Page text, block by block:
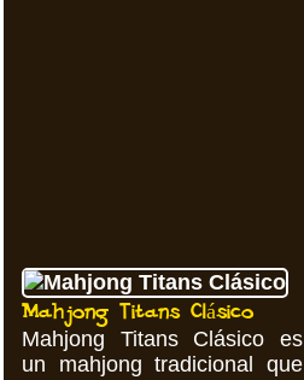
Mahjong Titans Clásico
Mahjong Titans Clásico es
un mahjong tradicional que